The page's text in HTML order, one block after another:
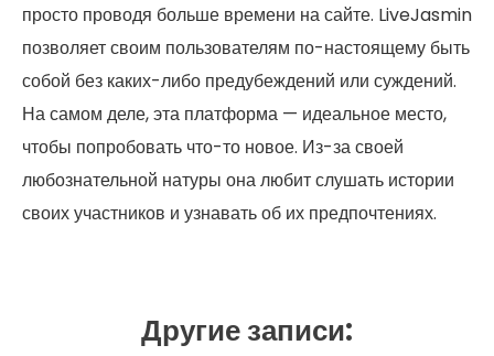
просто проводя больше времени на сайте. LiveJasmin
позволяет своим пользователям по-настоящему быть
собой без каких-либо предубеждений или суждений.
На самом деле, эта платформа — идеальное место,
чтобы попробовать что-то новое. Из-за своей
любознательной натуры она любит слушать истории
своих участников и узнавать об их предпочтениях.
Другие записи: